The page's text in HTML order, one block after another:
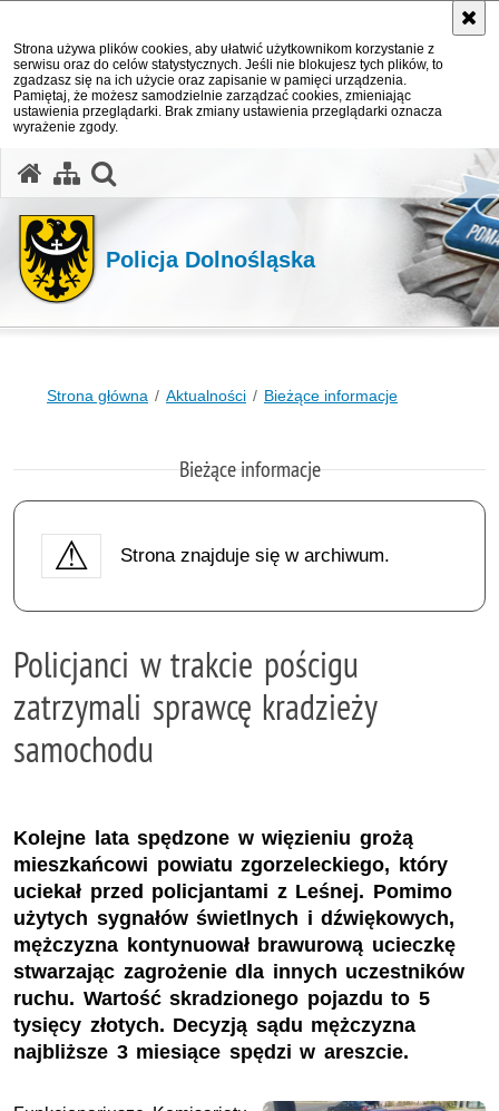
Strona używa plików cookies, aby ułatwić użytkownikom korzystanie z
serwisu oraz do celów statystycznych. Jeśli nie blokujesz tych plików, to
zgadzasz się na ich użycie oraz zapisanie w pamięci urządzenia.
Pamiętaj, że możesz samodzielnie zarządzać cookies, zmieniając
ustawienia przeglądarki. Brak zmiany ustawienia przeglądarki oznacza
wyrażenie zgody.
Policja Dolnośląska
Strona główna Aktualności Bieżące informacje
Bieżące informacje
Strona znajduje się w archiwum.
Policjanci w trakcie pościgu
zatrzymali sprawcę kradzieży
samochodu
Kolejne lata spędzone w więzieniu grożą
mieszkańcowi powiatu zgorzeleckiego, który
uciekał przed policjantami z Leśnej. Pomimo
użytych sygnałów świetlnych i dźwiękowych,
mężczyzna kontynuował brawurową ucieczkę
stwarzając zagrożenie dla innych uczestników
ruchu. Wartość skradzionego pojazdu to 5
tysięcy złotych. Decyzją sądu mężczyzna
najbliższe 3 miesiące spędzi w areszcie.